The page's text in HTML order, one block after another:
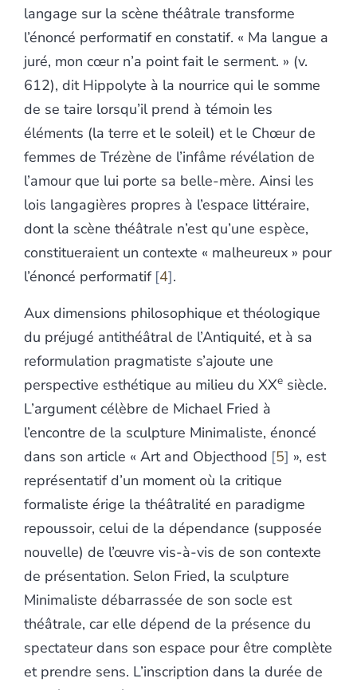
langage sur la scène théâtrale transforme
l’énoncé performatif en constatif. « Ma langue a
juré, mon cœur n’a point fait le serment. » (v.
612), dit Hippolyte à la nourrice qui le somme
de se taire lorsqu’il prend à témoin les
éléments (la terre et le soleil) et le Chœur de
femmes de Trézène de l’infâme révélation de
l’amour que lui porte sa belle-mère. Ainsi les
lois langagières propres à l’espace littéraire,
dont la scène théâtrale n’est qu’une espèce,
constitueraient un contexte « malheureux » pour
l’énoncé performatif 4 .
Aux dimensions philosophique et théologique
du préjugé antithéâtral de l’Antiquité, et à sa
reformulation pragmatiste s’ajoute une
perspective esthétique au milieu du XXe siècle.
L’argument célèbre de Michael Fried à
l’encontre de la sculpture Minimaliste, énoncé
dans son article « Art and Objecthood 5 », est
représentatif d’un moment où la critique
formaliste érige la théâtralité en paradigme
repoussoir, celui de la dépendance (supposée
nouvelle) de l’œuvre vis-à-vis de son contexte
de présentation. Selon Fried, la sculpture
Minimaliste débarrassée de son socle est
théâtrale, car elle dépend de la présence du
spectateur dans son espace pour être complète
et prendre sens. L’inscription dans la durée de